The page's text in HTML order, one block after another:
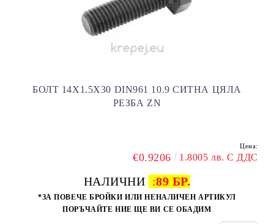
БОЛТ 14Х1.5Х30 DIN961 10.9 СИТНА ЦЯЛА
РЕЗБА ZN
Цена:
€0.9206 1.8005 лв. С ДДС
НАЛИЧНИ :89 БР.
*ЗА ПОВЕЧЕ БРОЙКИ ИЛИ НЕНАЛИЧЕН АРТИКУЛ
ПОРЪЧАЙТЕ НИЕ ЩЕ ВИ СЕ ОБАДИМ